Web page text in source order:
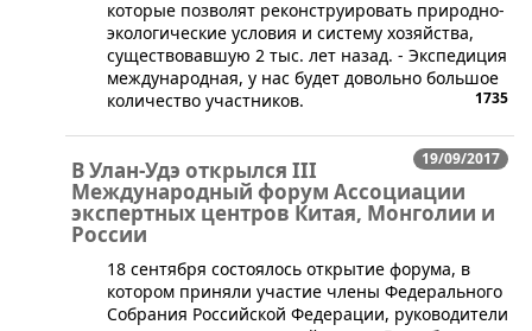
которые позволят реконструировать природно-
экологические условия и систему хозяйства,
существовавшую 2 тыс. лет назад. - Экспедиция
международная, у нас будет довольно большое
количество участников.
1735
19/09/2017
В Улан-Удэ открылся III
Международный форум Ассоциации
экспертных центров Китая, Монголии и
России
​18 сентября состоялось открытие форума, в
котором приняли участие члены Федерального
Собрания Российской Федерации, руководители